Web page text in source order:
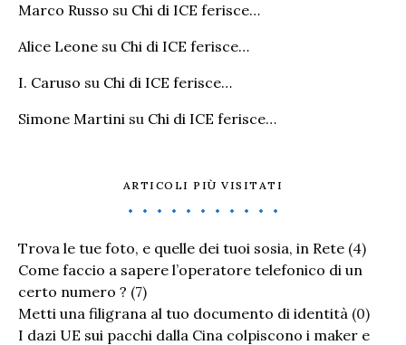
Marco Russo su Chi di ICE ferisce…
Alice Leone su Chi di ICE ferisce…
I. Caruso su Chi di ICE ferisce…
Simone Martini su Chi di ICE ferisce…
ARTICOLI PIÙ VISITATI
Trova le tue foto, e quelle dei tuoi sosia, in Rete (4)
Come faccio a sapere l’operatore telefonico di un
certo numero ? (7)
Metti una filigrana al tuo documento di identità (0)
I dazi UE sui pacchi dalla Cina colpiscono i maker e